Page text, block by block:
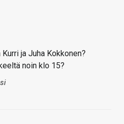
ja Juha Kokkonen?
noin klo 15?